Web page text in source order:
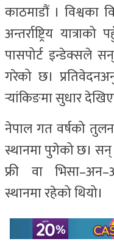
काठमाडौं । विश्वका
अन्तर्राष्ट्रिय
पासपोर्ट इन्डेक्सले
गरेको छ।
र्‍यांकिङमा सुधार
नेपाल गत वर्षको
स्थानमा पुगेको छ।
फ्री वा
स्थानमा रहेको थियो।